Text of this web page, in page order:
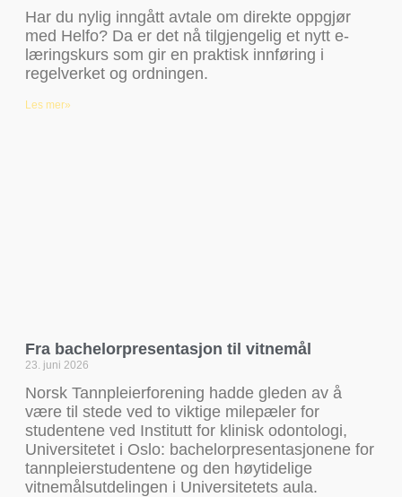
Har du nylig inngått avtale om direkte oppgjør
med Helfo? Da er det nå tilgjengelig et nytt e-
læringskurs som gir en praktisk innføring i
regelverket og ordningen.
Les mer»
Fra bachelorpresentasjon til vitnemål
23. juni 2026
Norsk Tannpleierforening hadde gleden av å
være til stede ved to viktige milepæler for
studentene ved Institutt for klinisk odontologi,
Universitetet i Oslo: bachelorpresentasjonene for
tannpleierstudentene og den høytidelige
vitnemålsutdelingen i Universitetets aula.